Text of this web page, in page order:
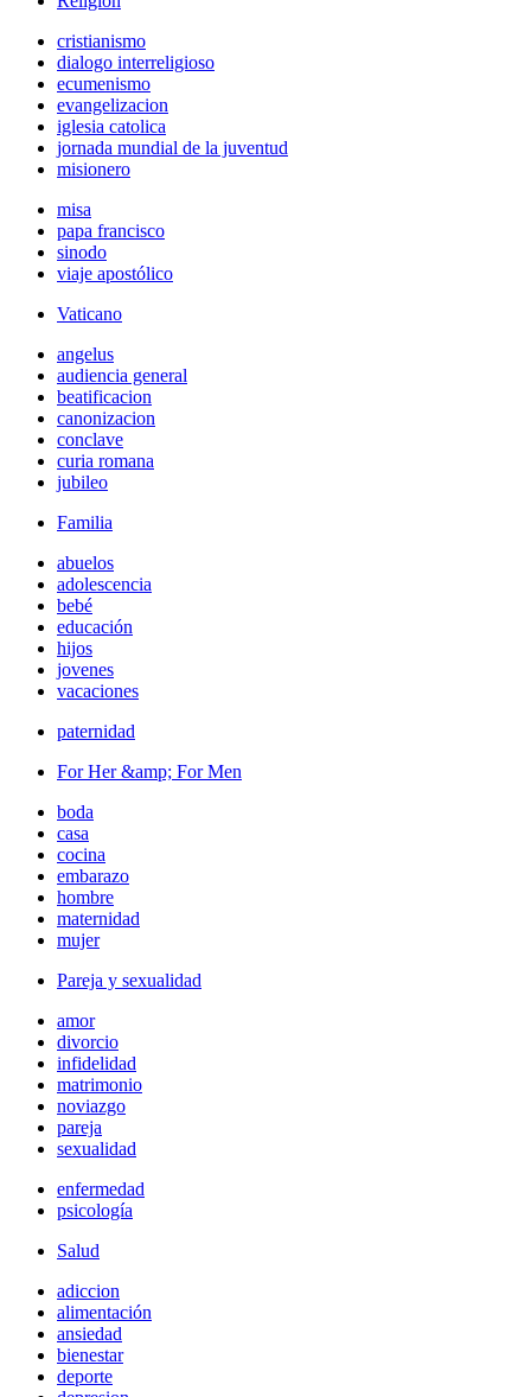
cristianismo
dialogo interreligioso
ecumenismo
evangelizacion
iglesia catolica
jornada mundial de la juventud
misionero
misa
papa francisco
sinodo
viaje apostólico
Vaticano
angelus
audiencia general
beatificacion
canonizacion
conclave
curia romana
jubileo
Familia
abuelos
adolescencia
bebé
educación
hijos
jovenes
vacaciones
paternidad
For Her &amp; For Men
boda
casa
cocina
embarazo
hombre
maternidad
mujer
Pareja y sexualidad
amor
divorcio
infidelidad
matrimonio
noviazgo
pareja
sexualidad
enfermedad
psicología
Salud
adiccion
alimentación
ansiedad
bienestar
deporte